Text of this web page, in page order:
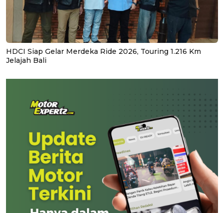
HDCI Siap Gelar Merdeka Ride 2026, Touring 1.216 Km
Jelajah Bali